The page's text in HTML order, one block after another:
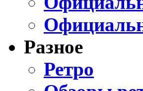
Разное
Ретро